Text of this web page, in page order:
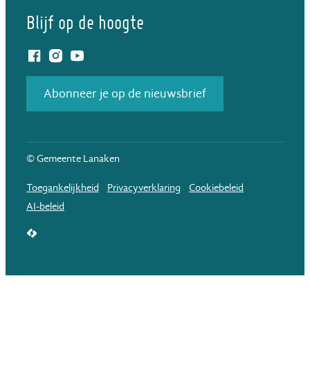
Blijf op de hoogte
Facebook
Instagram
YouTube
Abonneer je op de nieuwsbrief
© Gemeente Lanaken
Toegankelijkheid Privacyverklaring
Cookiebeleid
AI-beleid
LCP nv 2026 ©